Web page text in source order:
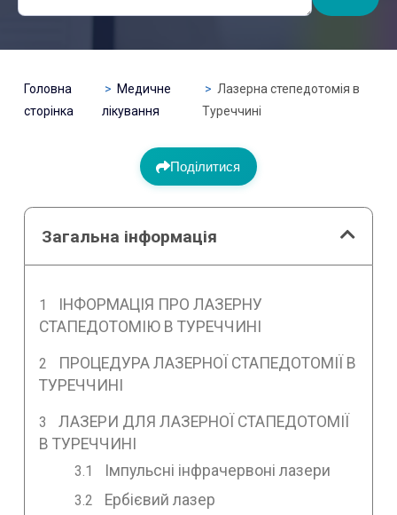
Головна
сторінка
Медичне
лікування
Лазерна степедотомія в
Туреччині
Поділитися
Загальна інформація
ІНФОРМАЦІЯ ПРО ЛАЗЕРНУ
СТАПЕДОТОМІЮ В ТУРЕЧЧИНІ
ПРОЦЕДУРА ЛАЗЕРНОЇ СТАПЕДОТОМІЇ В
ТУРЕЧЧИНІ
ЛАЗЕРИ ДЛЯ ЛАЗЕРНОЇ СТАПЕДОТОМІЇ
В ТУРЕЧЧИНІ
Імпульсні інфрачервоні лазери
Ербієвий лазер